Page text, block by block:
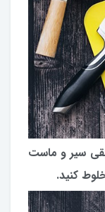
سیر و ماست
کنید.